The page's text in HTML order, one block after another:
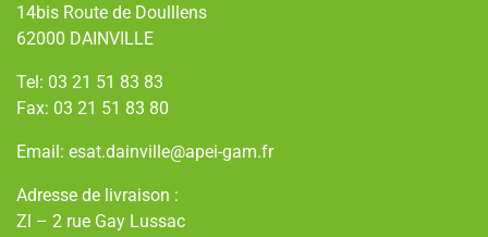
14bis Route de Doulllens
62000 DAINVILLE
Tel: 03 21 51 83 83
Fax: 03 21 51 83 80
Email: esat.dainville@apei-gam.fr
Adresse de livraison :
Zl – 2 rue Gay Lussac